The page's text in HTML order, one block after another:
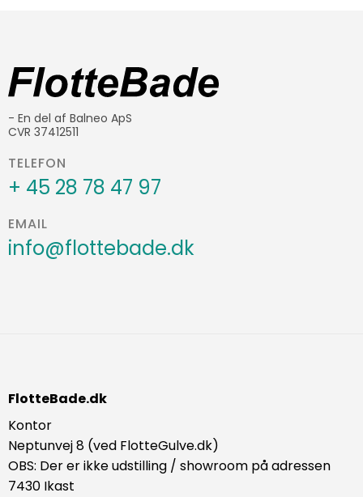
- En del af Balneo ApS
CVR 37412511
TELEFON
+ 45 28 78 47 97
EMAIL
info@flottebade.dk
FlotteBade.dk
Kontor
Neptunvej 8 (ved FlotteGulve.dk)
OBS: Der er ikke udstilling / showroom på adressen
7430 Ikast